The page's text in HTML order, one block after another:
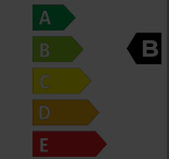
B